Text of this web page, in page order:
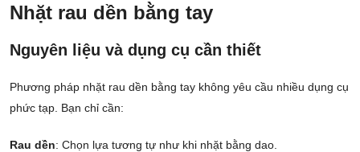
Nhặt rau dền bằng tay
Nguyên liệu và dụng cụ cần thiết
Phương pháp nhặt rau dền bằng tay không yêu cầu nhiều dụng cụ
phức tạp. Bạn chỉ cần:
Rau dền: Chọn lựa tương tự như khi nhặt bằng dao.